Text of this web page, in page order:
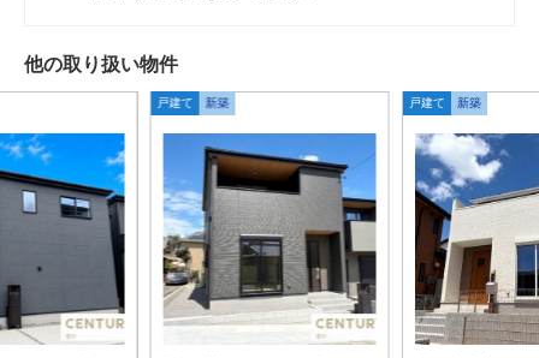
他の取り扱い物件
戸建て 新築 戸建て 新築